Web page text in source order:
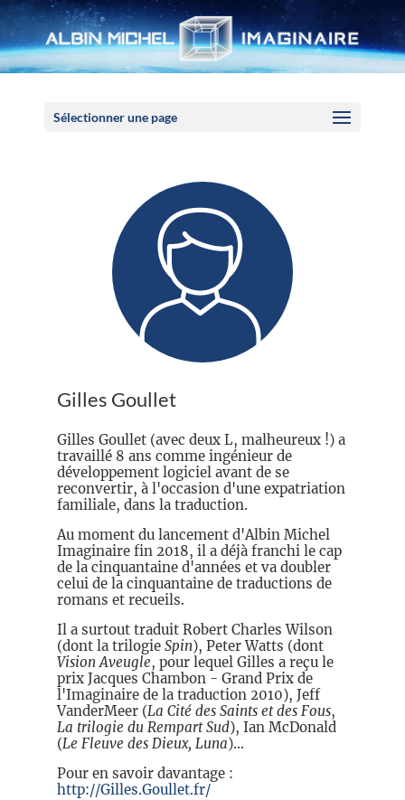
Sélectionner une page
Gilles Goullet
Gilles Goullet (avec deux L, malheureux !) a
travaillé 8 ans comme ingénieur de
développement logiciel avant de se
reconvertir, à l'occasion d'une expatriation
familiale, dans la traduction.
Au moment du lancement d'Albin Michel
Imaginaire fin 2018, il a déjà franchi le cap
de la cinquantaine d'années et va doubler
celui de la cinquantaine de traductions de
romans et recueils.
Il a surtout traduit Robert Charles Wilson
(dont la trilogieSpin), Peter Watts (dont
Vision Aveugle, pour lequel Gilles a reçu le
prix Jacques Chambon - Grand Prix de
l'Imaginaire de la traduction 2010), Jeff
VanderMeer (La Cité des Saints et des Fous,
La trilogie du Rempart Sud), Ian McDonald
(Le Fleuve des Dieux, Luna)...
Pour en savoir davantage :
http://Gilles.Goullet.fr/
Panneau de gestion des cookies